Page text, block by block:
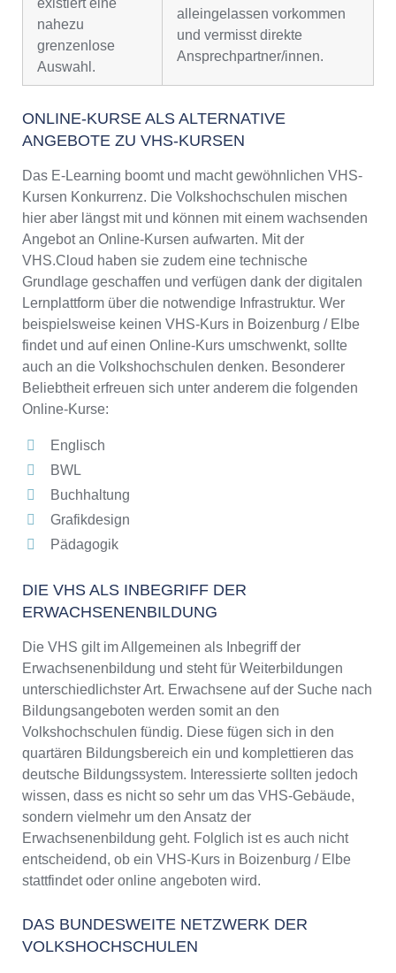
existiert eine
nahezu
grenzenlose
Auswahl.
alleingelassen vorkommen
und vermisst direkte
Ansprechpartner/innen.
ONLINE-KURSE ALS ALTERNATIVE
ANGEBOTE ZU VHS-KURSEN
Das E-Learning boomt und macht gewöhnlichen VHS-
Kursen Konkurrenz. Die Volkshochschulen mischen
hier aber längst mit und können mit einem wachsenden
Angebot an Online-Kursen aufwarten. Mit der
VHS.Cloud haben sie zudem eine technische
Grundlage geschaffen und verfügen dank der digitalen
Lernplattform über die notwendige Infrastruktur. Wer
beispielsweise keinen VHS-Kurs in Boizenburg / Elbe
findet und auf einen Online-Kurs umschwenkt, sollte
auch an die Volkshochschulen denken. Besonderer
Beliebtheit erfreuen sich unter anderem die folgenden
Online-Kurse:
Englisch
BWL
Buchhaltung
Grafikdesign
Pädagogik
DIE VHS ALS INBEGRIFF DER
ERWACHSENENBILDUNG
Die VHS gilt im Allgemeinen als Inbegriff der
Erwachsenenbildung und steht für Weiterbildungen
unterschiedlichster Art. Erwachsene auf der Suche nach
Bildungsangeboten werden somit an den
Volkshochschulen fündig. Diese fügen sich in den
quartären Bildungsbereich ein und komplettieren das
deutsche Bildungssystem. Interessierte sollten jedoch
wissen, dass es nicht so sehr um das VHS-Gebäude,
sondern vielmehr um den Ansatz der
Erwachsenenbildung geht. Folglich ist es auch nicht
entscheidend, ob ein VHS-Kurs in Boizenburg / Elbe
stattfindet oder online angeboten wird.
DAS BUNDESWEITE NETZWERK DER
VOLKSHOCHSCHULEN